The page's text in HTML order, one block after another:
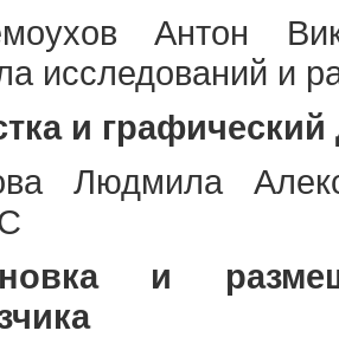
Антон
исследований и
и графический
Людмила
и